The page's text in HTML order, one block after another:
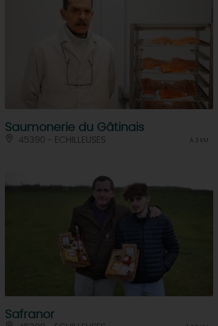
Saumonerie du Gâtinais
45390 - ECHILLEUSES À 3 KM
Safranor